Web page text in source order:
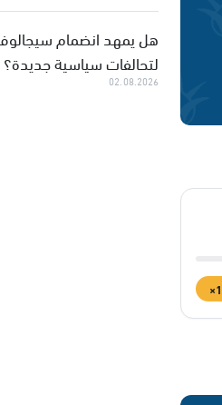
1×
هل يمهد انضمام
لتحالفات سياسية جديدة؟
02.08.2026